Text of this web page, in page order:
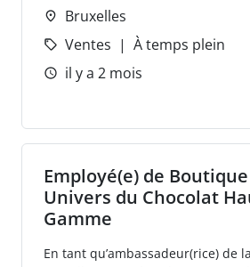
Bruxelles
Ventes
À temps plein
il y a 2 mois
Employé(e) de
Univers du Chocolat
Gamme
En tant qu’ambassadeur(rice) de